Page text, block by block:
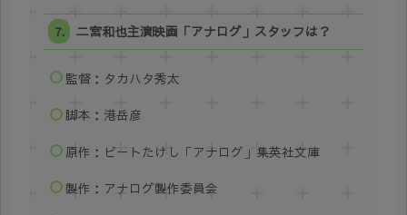
二宮和也主演映画「アナログ」スタッフは？
監督：タカハタ秀太
脚本：港岳彦
原作：ビートたけし「アナログ」集英社文庫
製作：アナログ製作委員会